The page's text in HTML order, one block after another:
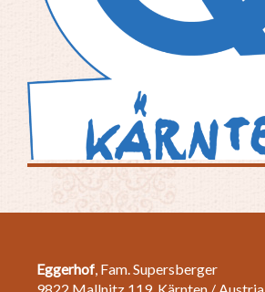
Eggerhof, Fam. Supersberger